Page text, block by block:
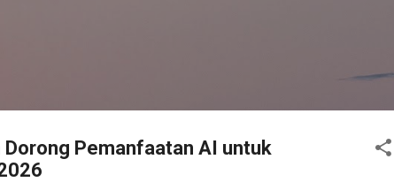
Pemanfaatan AI untuk